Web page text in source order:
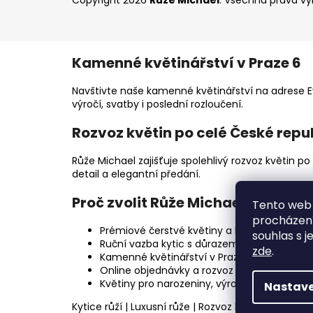
Tento
souhlas s
zde.
Kamenné květinářství v Praze 6
Navštivte naše kamenné květinářství na adrese
výročí, svatby i poslední rozloučení.
Rozvoz květin po celé České
Růže Michael zajišťuje spolehlivý rozvoz květin
detail a elegantní předání.
Proč zvolit Růže Michael?
Prémiové čerstvé květiny a luxusní růže.
Ruční vazba kytic s důrazem na detail.
Kamenné květinářství v Praze 6.
Online objednávky a rozvoz květin po celé
Květiny pro narozeniny, výročí, svatby,
Kytice růží | Luxusní růže | Rozvoz květin po ČR